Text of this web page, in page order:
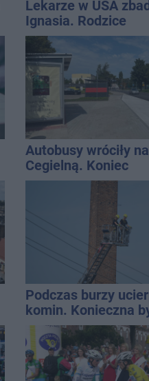
Lekarze w USA
Ignasia. Rodzice
przekazali wieści
Autobusy wróciły na
Cegielną. Koniec
remontu zatok
Podczas burzy
komin. Konieczna
interwencja